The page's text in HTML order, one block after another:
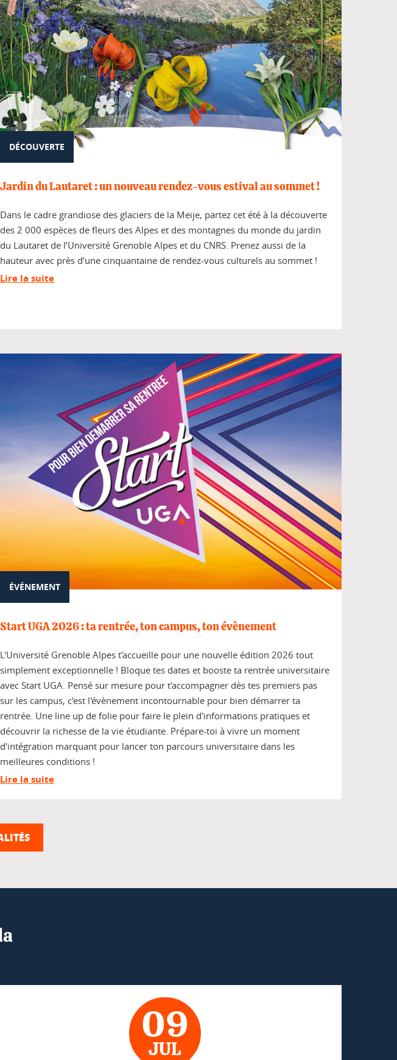
DÉCOUVERTE
Jardin du Lautaret : un nouveau rendez-vous estival au sommet !
Dans le cadre grandiose des glaciers de la Meije, partez cet été à la découverte
des 2 000 espèces de fleurs des Alpes et des montagnes du monde du jardin
du Lautaret de l’Université Grenoble Alpes et du CNRS. Prenez aussi de la
hauteur avec près d’une cinquantaine de rendez-vous culturels au sommet !
Lire la suite
ÉVÉNEMENT
Start UGA 2026 : ta rentrée, ton campus, ton évènement
L'Université Grenoble Alpes t'accueille pour une nouvelle édition 2026 tout
simplement exceptionnelle ! Bloque tes dates et booste ta rentrée universitaire
avec Start UGA. Pensé sur mesure pour t'accompagner dès tes premiers pas
sur les campus, c'est l'évènement incontournable pour bien démarrer ta
rentrée. Une line up de folie pour faire le plein d'informations pratiques et
découvrir la richesse de la vie étudiante. Prépare-toi à vivre un moment
d'intégration marquant pour lancer ton parcours universitaire dans les
meilleures conditions !
Lire la suite
09
JUL